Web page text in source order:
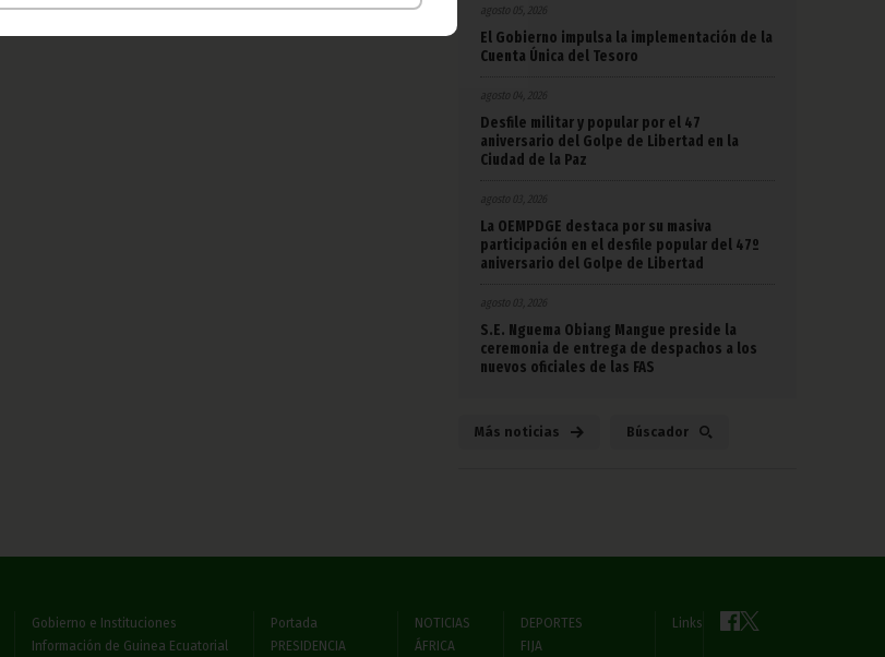
agosto 05, 2026
El Gobierno impulsa la implementación de la
Cuenta Única del Tesoro
agosto 04, 2026
Desfile militar y popular por el 47
aniversario del Golpe de Libertad en la
Ciudad de la Paz
agosto 03, 2026
La OEMPDGE destaca por su masiva
participación en el desfile popular del 47º
aniversario del Golpe de Libertad
agosto 03, 2026
S.E. Nguema Obiang Mangue preside la
ceremonia de entrega de despachos a los
nuevos oficiales de las FAS
Más noticias Búscador
Gobierno e Instituciones
Información de Guinea Ecuatorial
Portada
PRESIDENCIA
NOTICIAS
ÁFRICA
DEPORTES
FIJA
Links